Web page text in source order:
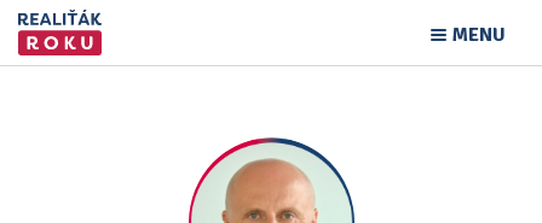
MENU